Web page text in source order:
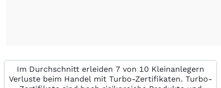
Im Durchschnitt erleiden 7 von 10 Kleinanlegern
Verluste beim Handel mit Turbo-Zertifikaten. Turbo-